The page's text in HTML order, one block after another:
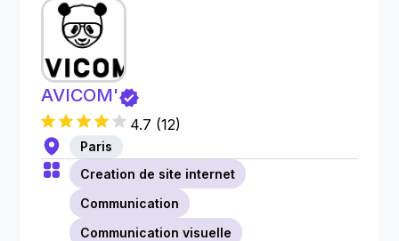
AVICOM'
4.7 (12)
Paris
Creation de site internet
Communication
Communication visuelle